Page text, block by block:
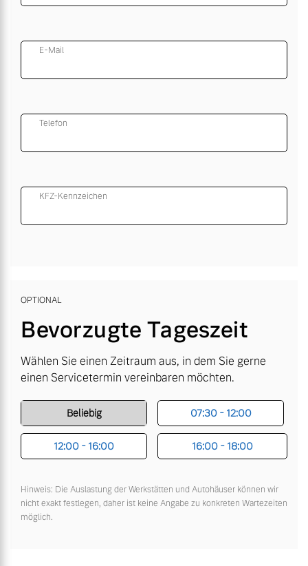
E-Mail
Telefon
KFZ-Kennzeichen
OPTIONAL
Bevorzugte Tageszeit
Wählen Sie einen Zeitraum aus, in dem Sie gerne
einen Servicetermin vereinbaren möchten.
Beliebig 07:30 - 12:00
12:00 - 16:00 16:00 - 18:00
Hinweis: Die Auslastung der Werkstätten und Autohäuser können wir
nicht exakt festlegen, daher ist keine Angabe zu konkreten Wartezeiten
möglich.